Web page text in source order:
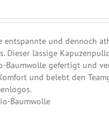
und dennoch
Dieser lässige
Baumwolle gefertigt und
und belebt den
Baumwolle